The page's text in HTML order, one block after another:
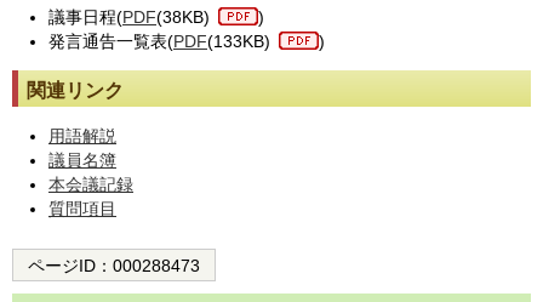
議事日程(PDF(38KB)
)
発言通告一覧表(PDF(133KB) )
関連リンク
用語解説
議員名簿
本会議記録
質問項目
ページID： 000288473